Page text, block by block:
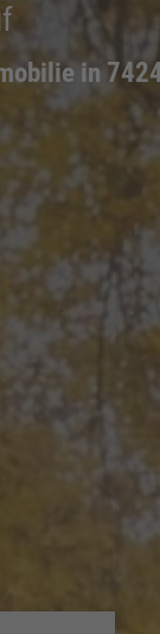
in